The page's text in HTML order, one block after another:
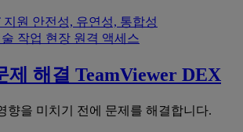
지원 안전성, 유연성, 통합성
작업 현장 원격 액세스
제 해결 TeamViewer DEX
향을 미치기 전에 문제를 해결합니다.